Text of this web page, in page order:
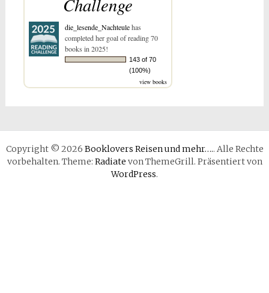
die_lesende_Nachteulehas
completed her goal of reading 70
books in 2025!
143 of 70
(100%)
view books
Copyright © 2026 Booklovers Reisen und mehr….. Alle Rechte
vorbehalten. Theme: Radiate von ThemeGrill. Präsentiert von
WordPress.